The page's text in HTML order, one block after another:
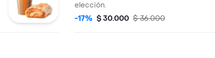
elección.
-17% $ 30.000 $ 36.000